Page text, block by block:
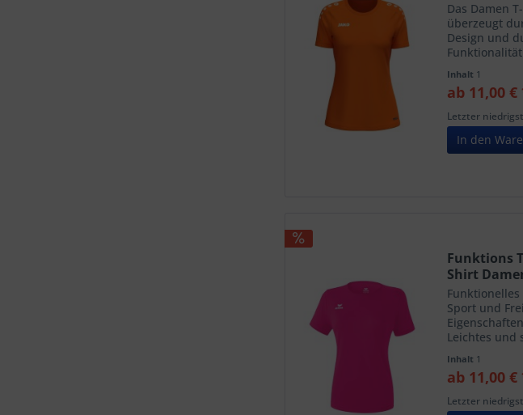
Das Damen
überzeugt
Design und
einen
während das
rechten
Charakter...
Inhalt 1
ab 11,00 €
Letzter
In den
Funktions
Shirt
Sport und
Leichtes und
Damenschnitt
Inhalt 1
ab 11,00 €
Letzter